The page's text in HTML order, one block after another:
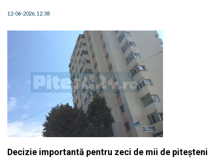
12-06-2026, 12:38
Decizie importantă pentru zeci de mii de piteșteni